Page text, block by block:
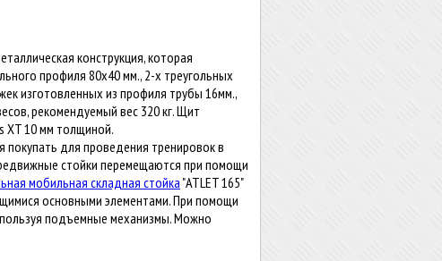
конструкция, которая
профиля 80х40 мм., 2-х треугольных
изготовленных из профиля трубы 16мм.,
рекомендуемый вес 320 кг. Щит
XT 10 мм толщиной.
покупать для проведения тренировок в
стойки перемещаются при помощи
мобильная складная стойка"ATLET 165"
основными элементами. При помощи
подъемные механизмы. Можно